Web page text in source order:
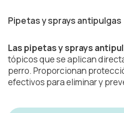
Pipetas y sprays antipulgas
Las pipetas y sprays
tópicos que se aplican
perro. Proporcionan
efectivos para eliminar y